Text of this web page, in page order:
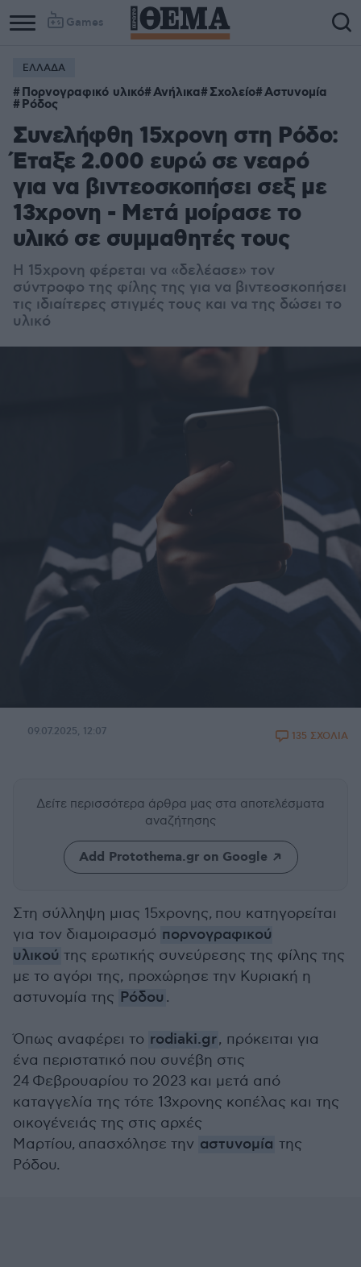
Games
ΕΛΛΑΔΑ
Πορνογραφικό υλικό Ανήλικα Σχολείο Αστυνομία
Ρόδος
Συνελήφθη 15χρονη στη Ρόδο:
Έταξε 2.000 ευρώ σε νεαρό
για να βιντεοσκοπήσει σεξ με
13χρονη - Μετά μοίρασε το
υλικό σε συμμαθητές τους
Η 15χρονη φέρεται να «δελέασε» τον
σύντροφο της φίλης της για να βιντεοσκοπήσει
τις ιδιαίτερες στιγμές τους και να της δώσει το
υλικό
09.07.2025, 12:07 135 ΣΧΟΛΙΑ
Δείτε περισσότερα άρθρα μας στα αποτελέσματα
αναζήτησης
Add Protothema.gr on Google
Στη σύλληψη μιας 15χρονης, που κατηγορείται
για τον διαμοιρασμό πορνογραφικού
υλικού της ερωτικής συνεύρεσης της φίλης της
με το αγόρι της, προχώρησε την Κυριακή η
αστυνομία της Ρόδου .
Όπως αναφέρει το rodiaki.gr, πρόκειται για
ένα περιστατικό που συνέβη στις
24 Φεβρουαρίου το 2023 και μετά από
καταγγελία της τότε 13χρονης κοπέλας και της
οικογένειάς της στις αρχές
Μαρτίου, απασχόλησε την αστυνομία της
Ρόδου.